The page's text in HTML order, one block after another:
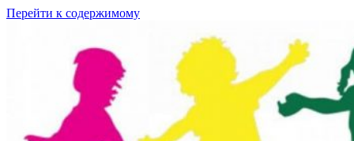
Перейти к содержимому